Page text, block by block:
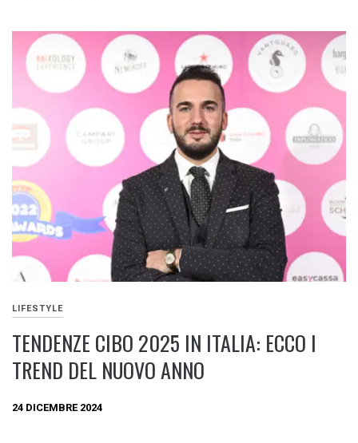
LIFESTYLE
TENDENZE CIBO 2025 IN ITALIA: ECCO I
TREND DEL NUOVO ANNO
24 DICEMBRE 2024